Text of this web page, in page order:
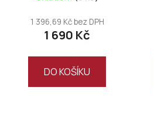
1 396,69 Kč bez DPH
1 690 Kč
DO KOŠÍKU